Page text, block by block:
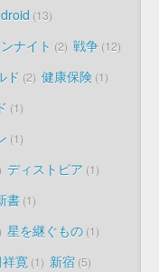
13
ナイト 2 戦争 12
ド 2 健康保険 1
1
1
ディストピア 1
書 1
星を継ぐもの 1
寛 1 新宿 5